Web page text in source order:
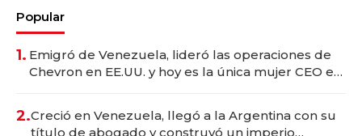
Popular
1. Emigró de Venezuela, lideró las operaciones de
Chevron en EE.UU. y hoy es la única mujer CEO en
2.Creció en Venezuela, llegó a la Argentina con su
título de abogado y construyó un imperio